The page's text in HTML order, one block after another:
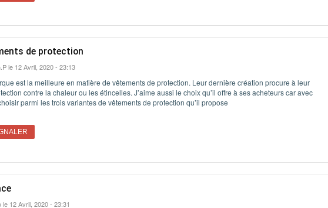
de protection
le 12 Avril, 2020 - 23:13
est la meilleure en matière de vêtements de protection. Leur dernière création procure à leur
contre la chaleur ou les étincelles. J’aime aussi le choix qu’il offre à ses acheteurs car avec
parmi les trois variantes de vêtements de protection qu’il propose
le 12 Avril, 2020 - 23:31